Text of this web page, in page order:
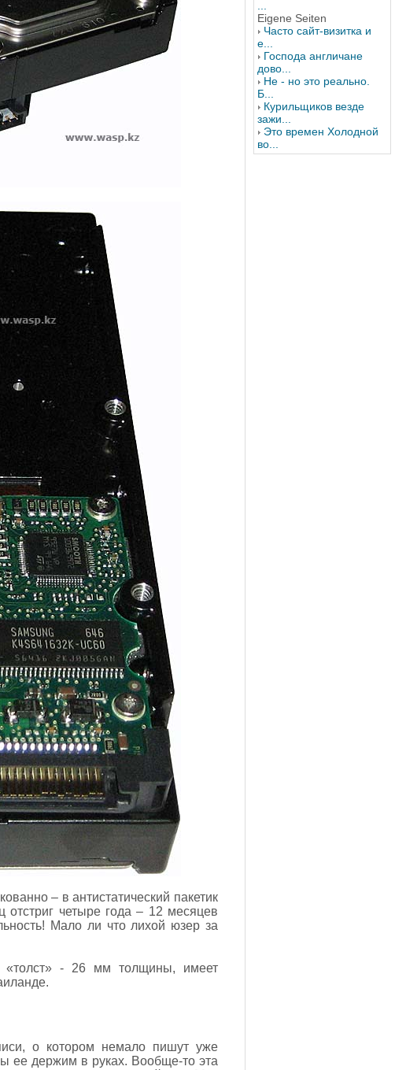
– в антистатический пакетик
отстриг четыре года – 12 месяцев
Мало ли что лихой юзер за
«толст» - 26 мм толщины, имеет
о котором немало пишут уже
ее держим в руках. Вообще-то эта
Eigene Seiten
Часто сайт-визитка и
е...
Господа англичане
дово...
Не - но это реально.
Б...
Курильщиков везде
зажи...
Это времен Холодной
во...